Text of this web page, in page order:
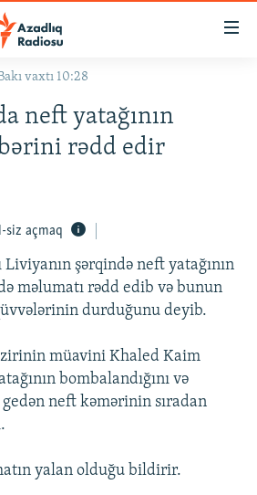
KITABXANASI
STANDARTLARIMIZ
vaxtı 10:28
neft yatağının
rədd edir
siz açmaq
Liviyanın şərqində neft yatağının
məlumatı rədd edib və bunun
durduğunu deyib.
müavini Khaled Kaim
bombalandığını və
gedən neft kəmərinin sıradan
yalan olduğu bildirir.